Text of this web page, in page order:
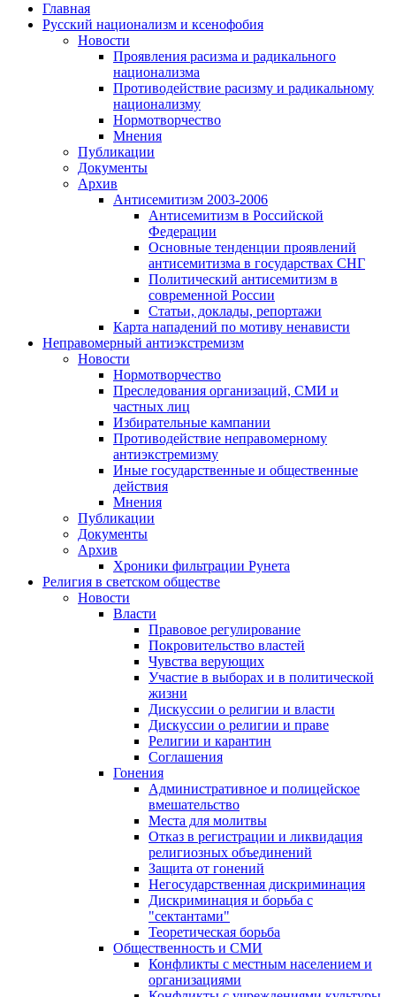
Главная
Русский национализм и ксенофобия
Новости
Проявления расизма и радикального
национализма
Противодействие расизму и радикальному
национализму
Нормотворчество
Мнения
Публикации
Документы
Архив
Антисемитизм 2003-2006
Антисемитизм в Российской
Федерации
Основные тенденции проявлений
антисемитизма в государствах СНГ
Политический антисемитизм в
современной России
Статьи, доклады, репортажи
Карта нападений по мотиву ненависти
Неправомерный антиэкстремизм
Новости
Нормотворчество
Преследования организаций, СМИ и
частных лиц
Избирательные кампании
Противодействие неправомерному
антиэкстремизму
Иные государственные и общественные
действия
Мнения
Публикации
Документы
Архив
Хроники фильтрации Рунета
Религия в светском обществе
Новости
Власти
Правовое регулирование
Покровительство властей
Чувства верующих
Участие в выборах и в политической
жизни
Дискуссии о религии и власти
Дискуссии о религии и праве
Религии и карантин
Соглашения
Гонения
Административное и полицейское
вмешательство
Места для молитвы
Отказ в регистрации и ликвидация
религиозных объединений
Защита от гонений
Негосударственная дискриминация
Дискриминация и борьба с
"сектантами"
Теоретическая борьба
Общественность и СМИ
Конфликты с местным населением и
организациями